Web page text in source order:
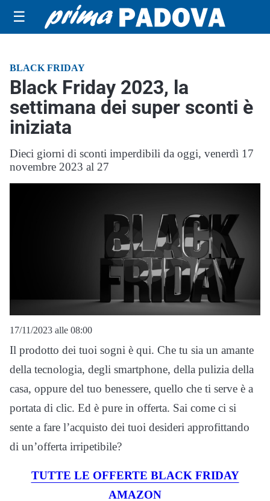
☰
BLACK FRIDAY
Black Friday 2023, la
settimana dei super sconti è
iniziata
Dieci giorni di sconti imperdibili da oggi, venerdì 17
novembre 2023 al 27
17/11/2023 alle 08:00
Il prodotto dei tuoi sogni è qui. Che tu sia un amante
della tecnologia, degli smartphone, della pulizia della
casa, oppure del tuo benessere, quello che ti serve è a
portata di clic. Ed è pure in offerta. Sai come ci si
sente a fare l’acquisto dei tuoi desideri approfittando
di un’offerta irripetibile?
TUTTE LE OFFERTE BLACK FRIDAY
AMAZON